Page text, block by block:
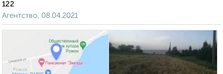
122
Агентство, 08.04.2021